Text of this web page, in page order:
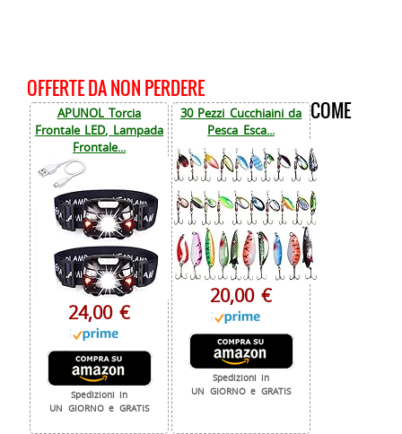
OFFERTE DA NON PERDERE
APUNOL Torcia
Frontale LED, Lampada
Frontale...
24,00 €
Spedizioni in
UN GIORNO e GRATIS
30 Pezzi Cucchiaini da
Pesca Esca...
20,00 €
Spedizioni in
UN GIORNO e GRATIS
COME